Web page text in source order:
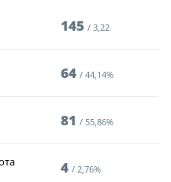
чемпионата по
среди юношей
(U-17)
матчей
документы
145 3,22
64 44,14%
81 55,86%
4 2,76%